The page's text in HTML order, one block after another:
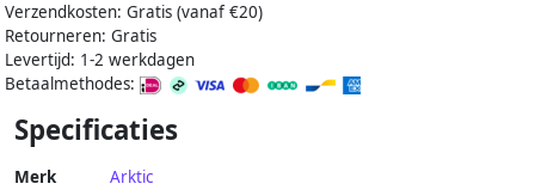
Verzendkosten: Gratis (vanaf €20)
Retourneren: Gratis
Levertijd: 1-2 werkdagen
Betaalmethodes:
Specificaties
Merk Arktic